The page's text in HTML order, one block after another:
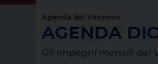
Agenda del Vescovo
AGENDA
Gli impegni mensili del